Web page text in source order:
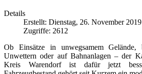
Details
Erstellt: Dienstag, 26. November
Zugriffe: 2612
Ob Einsätze in unwegsamem Gelände,
Unwettern oder auf Bahnanlagen – der
Kreis Warendorf ist dafür jetzt